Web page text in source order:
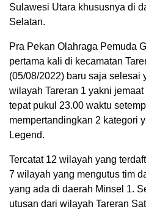
Sulawesi Utara khususnya di
Selatan.
Pra Pekan Olahraga Pemuda
pertama kali di kecamatan
(05/08/2022) baru saja selesai
wilayah Tareran 1 yakni
tepat pukul 23.00 waktu
mempertandingkan 2 kategori
Legend.
Tercatat 12 wilayah yang
7 wilayah yang mengutus tim
yang ada di daerah Minsel 1.
utusan dari wilayah Tareran